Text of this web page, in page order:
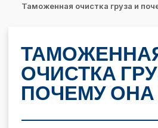
Таможенная очистка груза и
ОЧИСТКА
ПОЧЕМУ